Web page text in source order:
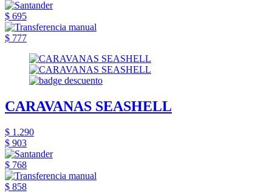
$ 695
$ 777
CARAVANAS SEASHELL
$ 1.290
$ 903
$ 768
$ 858